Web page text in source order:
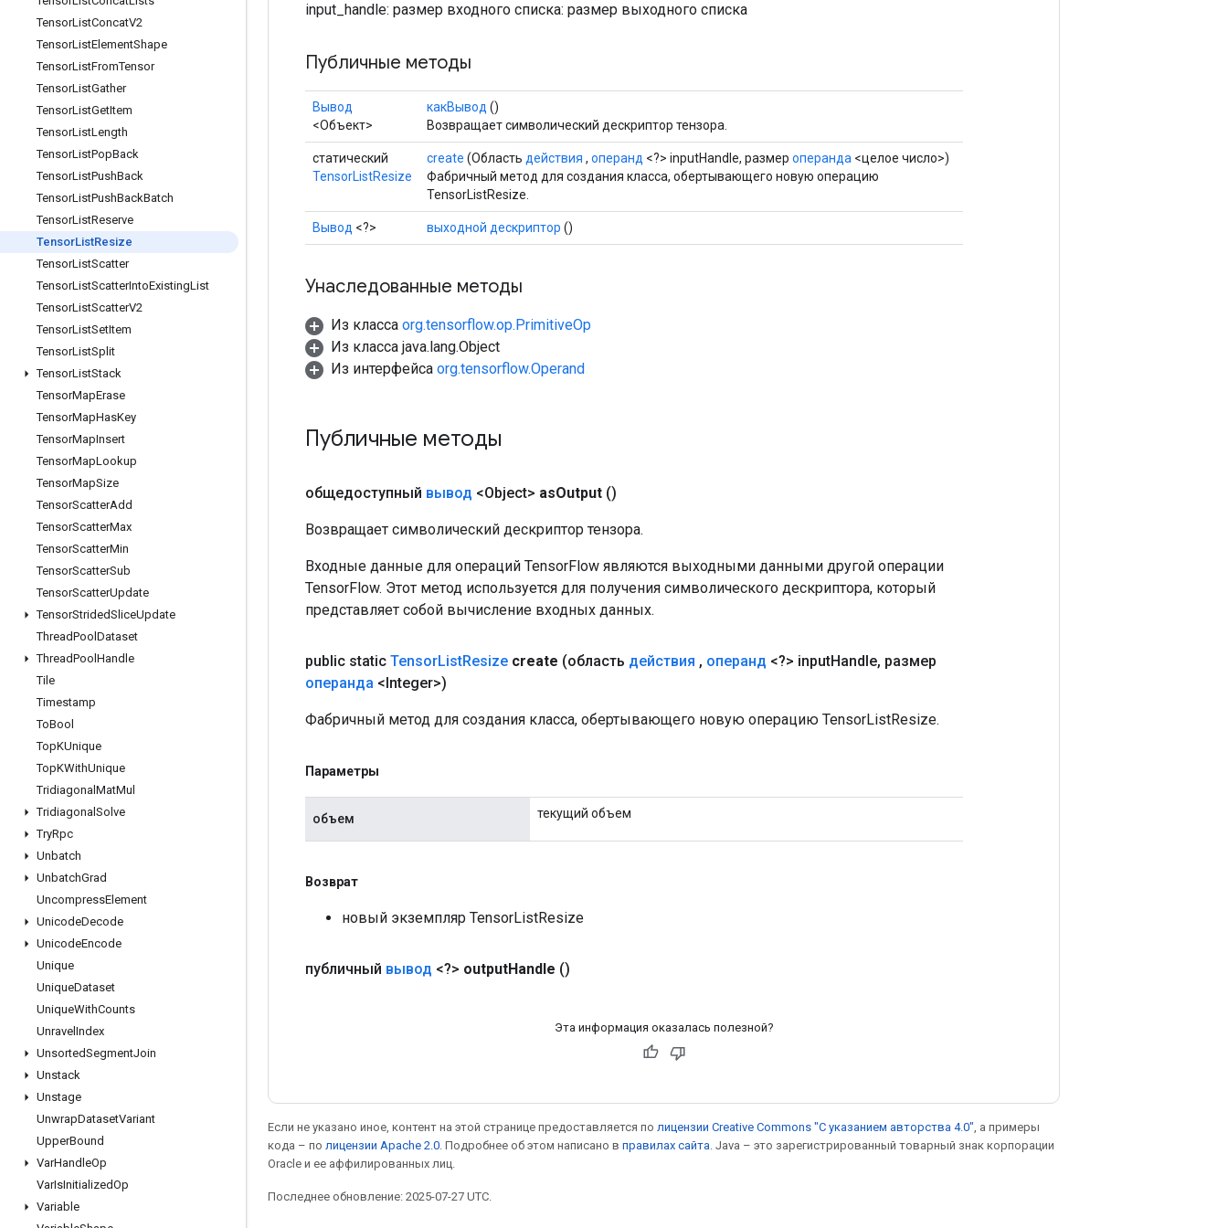
TensorListConcatV2
TensorListElementShape
TensorListFromTensor
TensorListGather
TensorListGetItem
TensorListLength
TensorListPopBack
TensorListPushBack
TensorListPushBackBatch
TensorListReserve
TensorListResize
TensorListScatter
TensorListScatterIntoExistingList
TensorListScatterV2
TensorListSetItem
TensorListSplit
TensorListStack
TensorMapErase
TensorMapHasKey
TensorMapInsert
TensorMapLookup
TensorMapSize
TensorScatterAdd
TensorScatterMax
TensorScatterMin
TensorScatterSub
TensorScatterUpdate
TensorStridedSliceUpdate
ThreadPool Dataset
ThreadPool Handle
Tile
Timestamp
ToBool
TopKUnique
TopKWithUnique
Tridiagonal MatMul
Tridiagonal Solve
TryRpc
Unbatch
UnbatchGrad
UncompressElement
UnicodeDecode
UnicodeEncode
Unique
UniqueDataset
UniqueWithCounts
Unravel Index
UnsortedSegmentJoin
Unstack
Unstage
UnwrapDatasetVariant
UpperBound
VarHandleOp
VarIsInitializedOp
Variable
input_handle: размер входного списка: размер выходного списка
Публичные методы
Вывод
<Объект>
какВывод ()
Возвращает символический дескриптор тензора.
статический
TensorListResize
create (Область действия , операнд <?> inputHandle, размер операнда <целое число>)
Фабричный метод для создания класса, обертывающего новую операцию
TensorListResize.
Вывод <?> выходной дескриптор ()
Унаследованные методы
Из класса org.tensorflow.op.PrimitiveOp
Из класса java.lang.Object
Из интерфейса org.tensorflow.Operand
Публичные методы
общедоступный вывод <Object> asOutput ()
Возвращает символический дескриптор тензора.
Входные данные для операций TensorFlow являются выходными данными другой операции
TensorFlow. Этот метод используется для получения символического дескриптора, который
представляет собой вычисление входных данных.
public static TensorListResize create (область действия , операнд <?> inputHandle, размер
операнда <Integer>)
Фабричный метод для создания класса, обертывающего новую операцию TensorListResize.
Параметры
объем текущий объем
Возврат
новый экземпляр TensorListResize
публичный вывод <?> outputHandle ()
Эта информация оказалась полезной?
Если не указано иное, контент на этой странице предоставляется по лицензии Creative Commons "С указанием авторства 4.0" , а примеры
кода – по лицензии Apache 2.0 . Подробнее об этом написано в правилах сайта . Java – это зарегистрированный товарный знак корпорации
Oracle и ее аффилированных лиц.
Последнее обновление: 2025-07-27 UTC.